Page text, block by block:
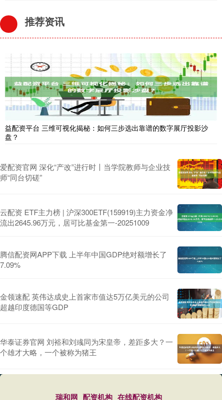
推荐资讯
益配资平台 三维可视化揭秘：如何三步选出靠谱的数字展厅投影沙
盘？
爱配资官网 深化“产改”进行时丨当学院教师与企业技
师“同台切磋”
云配资 ETF主力榜 | 沪深300ETF(159919)主力资金净
流出2645.96万元，居可比基金第一-20251009
腾信配资网APP下载 上半年中国GDP绝对额增长了
7.09%
金领速配 英伟达成史上首家市值达5万亿美元的公司
超越印度德国等GDP
华泰证券官网 刘裕和刘彧同为宋皇帝，差距多大？一
个雄才大略，一个被称为猪王
瑞和网 配资机构 在线配资机构